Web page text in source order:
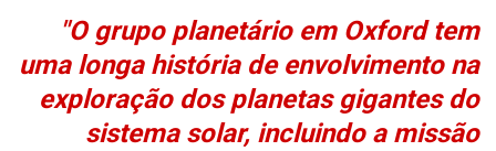
"O grupo planetário em Oxford tem
uma longa história de envolvimento na
exploração dos planetas gigantes do
sistema solar, incluindo a missão